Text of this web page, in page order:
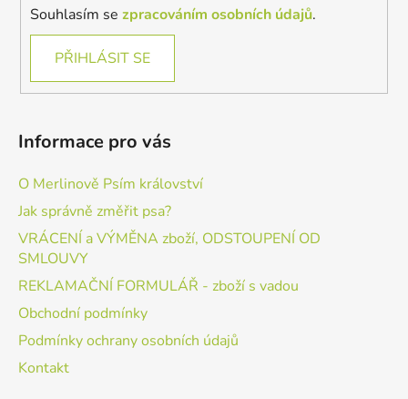
Souhlasím se zpracováním osobních údajů.
PŘIHLÁSIT SE
Informace pro vás
O Merlinově Psím království
Jak správně změřit psa?
VRÁCENÍ a VÝMĚNA zboží, ODSTOUPENÍ OD
SMLOUVY
REKLAMAČNÍ FORMULÁŘ - zboží s vadou
Obchodní podmínky
Podmínky ochrany osobních údajů
Kontakt